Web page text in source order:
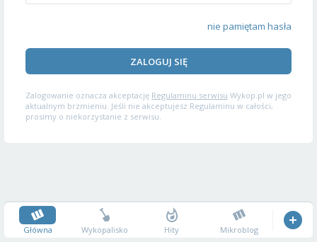
nie pamiętam hasła
ZALOGUJ SIĘ
Zalogowanie oznacza akceptację Regulaminu serwisu Wykop.pl w jego
aktualnym brzmieniu. Jeśli nie akceptujesz Regulaminu w całości,
prosimy o niekorzystanie z serwisu.
Główna Wykopalisko Hity Mikroblog